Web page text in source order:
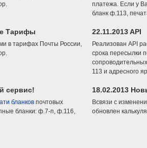
платежа. Если у
бланк ф.113,
Тарифы
в тарифах Почты России,
22.11.2013 API
Реализован API
срока пересылки
113 и адресного
сервис!
бланков почтовых
бланки: ф.7-п, ф.116,
18.02.2013
Всвязи с
обновлен